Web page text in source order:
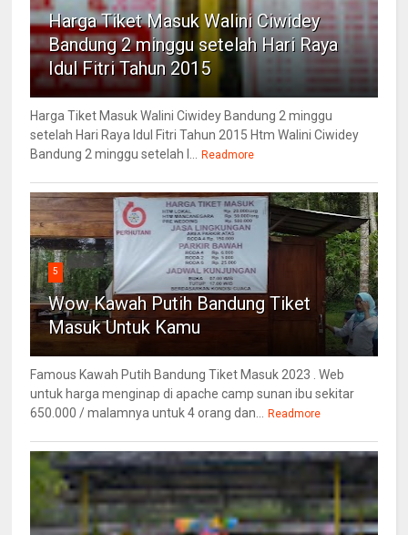
Harga Tiket Masuk Walini Ciwidey
Bandung 2 minggu setelah Hari Raya
Idul Fitri Tahun 2015
Harga Tiket Masuk Walini Ciwidey Bandung 2 minggu
setelah Hari Raya Idul Fitri Tahun 2015 Htm Walini Ciwidey
Bandung 2 minggu setelah l...
Readmore
5
Wow Kawah Putih Bandung Tiket
Masuk Untuk Kamu
Famous Kawah Putih Bandung Tiket Masuk 2023 . Web
untuk harga menginap di apache camp sunan ibu sekitar
650.000 / malamnya untuk 4 orang dan...
Readmore